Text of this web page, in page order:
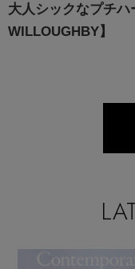
大人シックなプチ
WILLOUGHBY】